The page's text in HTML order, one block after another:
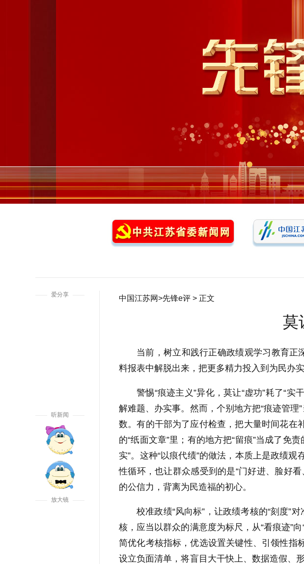
爱分享
听新闻
放大镜
中国江苏网>先锋e评 > 正文
莫
当前，树立和践行正确政绩观学习教育正
料报表中解脱出来，把更多精力投入到为民办
警惕“痕迹主义”异化，莫让“虚功”耗了“
解难题、办实事。然而，个别地方把“痕迹管理
数。有的干部为了应付检查，把大量时间花在
的“纸面文章”里；有的地方把“留痕”当成了免
实”。这种“以痕代绩”的做法，本质上是政绩观
性循环，也让群众感受到的是“门好进、脸好
的公信力，背离为民造福的初心。
校准政绩“风向标”，让政绩考核的“刻度”
核，应当以群众的满意度为标尺，从“看痕迹”
简优化考核指标，优选设置关键性、引领性指
设立负面清单，将盲目大干快上、数据造假、